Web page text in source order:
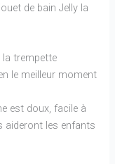
de bain Jelly la
la trempette
le meilleur moment
est doux, facile à
aideront les enfants